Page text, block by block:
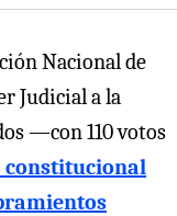
Nacional de
Judicial a la
—con 110 votos
constitucional